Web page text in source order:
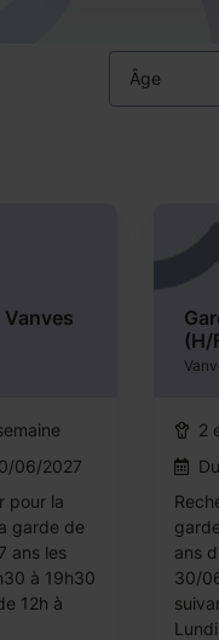
Âge
06/2027
pour la
garde de
ans les
à 19h30
12h à
(H/
2
ans
30/